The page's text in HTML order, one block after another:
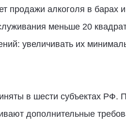
продажи алкоголя в барах
меньше 20
увеличивать их
в шести субъектах РФ.
дополнительные